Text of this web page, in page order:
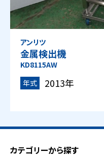
アンリツ
金属検出機
KD8115AW
年式
2013年
カテゴリーから探す